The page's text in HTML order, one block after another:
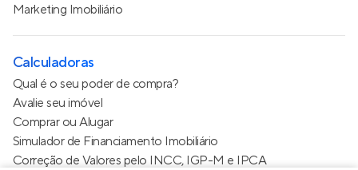
Marketing Imobiliário
Calculadoras
Qual é o seu poder de compra?
Avalie seu imóvel
Comprar ou Alugar
Simulador de Financiamento Imobiliário
Correção de Valores pelo INCC, IGP-M e IPCA